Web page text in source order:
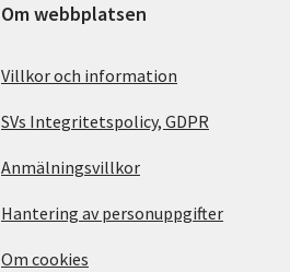
Om webbplatsen
Villkor och information
SVs Integritetspolicy, GDPR
Anmälningsvillkor
Hantering av personuppgifter
Om cookies